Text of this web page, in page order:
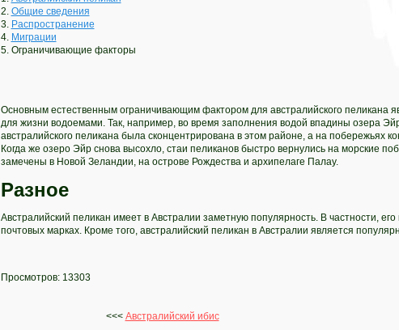
2. Общие сведения
3. Распространение
4. Миграции
5. Ограничивающие факторы
Основным естественным ограничивающим фактором для австралийского пеликана
для жизни водоемами. Так, например, во время заполнения водой впадины озера
австралийского пеликана была сконцентрирована в этом районе, а на побережьях
Когда же озеро Эйр снова высохло, стаи пеликанов быстро вернулись на морские
замечены в Новой Зеландии, на острове Рождества и архипелаге Палау.
Разное
Австралийский пеликан имеет в Австралии заметную популярность. В частности,
почтовых марках. Кроме того, австралийский пеликан в Австралии является
Просмотров: 13303
<<< Австралийский ибис